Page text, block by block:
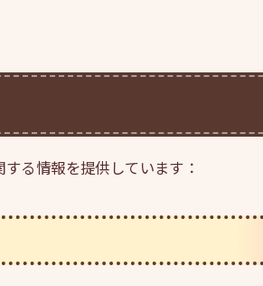
る情報を提供しています：